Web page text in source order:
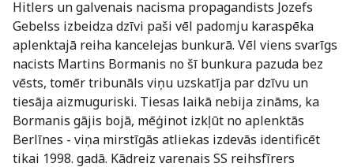
Hitlers un galvenais nacisma propagandists Jozefs
Gebelss izbeidza dzīvi paši vēl padomju karaspēka
aplenktajā reiha kancelejas bunkurā. Vēl viens svarīgs
nacists Martins Bormanis no šī bunkura pazuda bez
vēsts, tomēr tribunāls viņu uzskatīja par dzīvu un
tiesāja aizmuguriski. Tiesas laikā nebija zināms, ka
Bormanis gājis bojā, mēģinot izkļūt no aplenktās
Berlīnes - viņa mirstīgās atliekas izdevās identificēt
tikai 1998. gadā. Kādreiz varenais SS reihsfīrers